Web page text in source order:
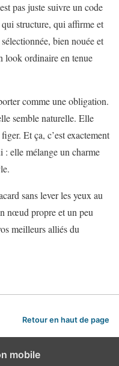
pas juste suivre un code
structure, qui affirme et
bien nouée et
look ordinaire en tenue
comme une obligation.
semble naturelle. Elle
Et ça, c’est exactement
: elle mélange un charme
sans lever les yeux au
nœud propre et un peu
meilleurs alliés du
Retour en haut de page
mobile